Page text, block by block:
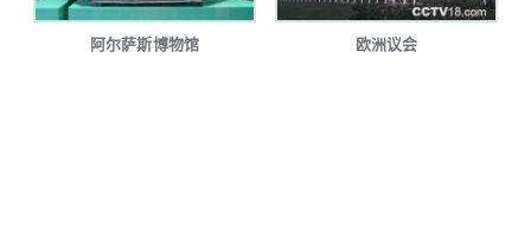
阿尔萨斯博物馆 欧洲议会